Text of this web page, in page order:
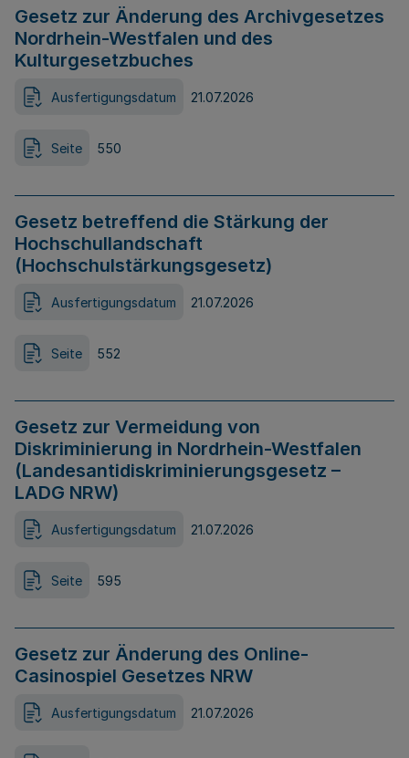
Gesetz zur Änderung des Archivgesetzes
Nordrhein-Westfalen und des
Kulturgesetzbuches
Ausfertigungsdatum 21.07.2026
Seite 550
Gesetz betreffend die Stärkung der
Hochschullandschaft
(Hochschulstärkungsgesetz)
Ausfertigungsdatum 21.07.2026
Seite 552
Gesetz zur Vermeidung von
Diskriminierung in Nordrhein-Westfalen
(Landesantidiskriminierungsgesetz –
LADG NRW)
Ausfertigungsdatum 21.07.2026
Seite 595
Gesetz zur Änderung des Online-
Casinospiel Gesetzes NRW
Ausfertigungsdatum 21.07.2026